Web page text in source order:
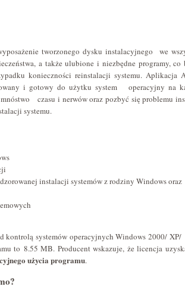
tworzonego dysku instalacyjnego we
a także ulubione i niezbędne programy, co
konieczności reinstalacji systemu. Aplikacja
i gotowy do użytku system operacyjny na
czasu i nerwów oraz pozbyć się problemu
systemu.
instalacji systemów z rodziny Windows oraz
kontrolą systemów operacyjnych Windows 2000/
to 8.55 MB. Producent wskazuje, że licencja
użycia programu.